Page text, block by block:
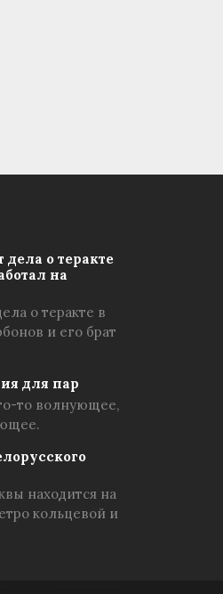
о теракте
на
о теракте в
и его брат
для пар
то волнующее,
находится на
кольцевой и